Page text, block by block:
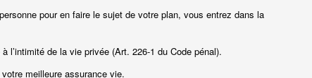
pour en faire le sujet de votre plan, vous entrez dans la
l’intimité de la vie privée (Art. 226-1 du Code pénal).
meilleure assurance vie.